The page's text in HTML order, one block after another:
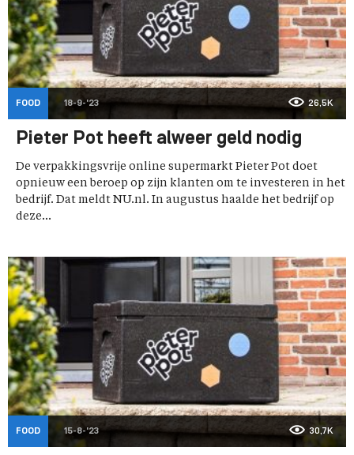
FOOD 18-9-'23 26,5K
Pieter Pot heeft alweer geld nodig
De verpakkingsvrije online supermarkt Pieter Pot doet
opnieuw een beroep op zijn klanten om te investeren in het
bedrijf. Dat meldt NU.nl. In augustus haalde het bedrijf op
deze...
FOOD 15-8-'23 30,7K